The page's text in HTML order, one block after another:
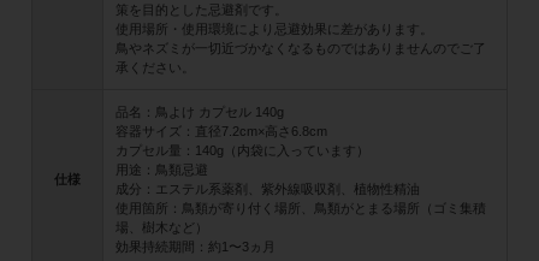
策を目的とした忌避剤です。
使用場所・使用環境により忌避効果に差があります。
鳥やネズミが一切近づかなくなるものではありませんのでご了
承ください。
仕様
品名：鳥よけ カプセル 140g
容器サイズ：直径7.2cm×高さ6.8cm
カプセル量：140g（内袋に入っています）
用途：鳥類忌避
成分：エステル系薬剤、紫外線吸収剤、植物性精油
使用箇所：鳥類が寄り付く場所、鳥類がとまる場所（ゴミ集積
場、樹木など）
効果持続期間：約1〜3ヵ月